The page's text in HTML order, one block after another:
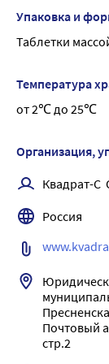
•
• поддержке
• поддержке
или почти
Витамин С 20,0
Глицин не
адекватного?
? - согласно
? - согласно
подлежащей
(контролю)»
Упаковка и
Таблетки
Температура
от 2℃ до 25℃
Организация,
Квадрат-С
Россия
Почтовый